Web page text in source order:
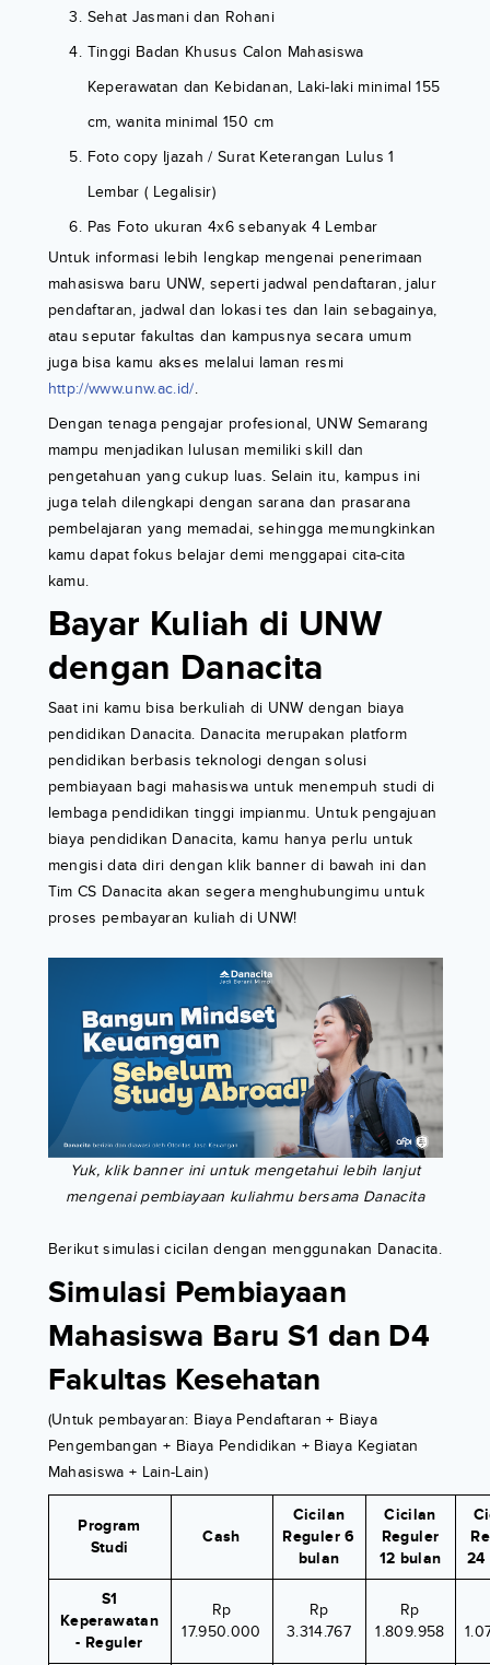
Sehat Jasmani dan Rohani
Tinggi Badan Khusus Calon Mahasiswa
Keperawatan dan Kebidanan, Laki-laki minimal 155
cm, wanita minimal 150 cm
Foto copy Ijazah / Surat Keterangan Lulus 1
Lembar ( Legalisir)
Pas Foto ukuran 4x6 sebanyak 4 Lembar
Untuk informasi lebih lengkap mengenai penerimaan
mahasiswa baru UNW, seperti jadwal pendaftaran, jalur
pendaftaran, jadwal dan lokasi tes dan lain sebagainya,
atau seputar fakultas dan kampusnya secara umum
juga bisa kamu akses melalui laman resmi
http://www.unw.ac.id/.
Dengan tenaga pengajar profesional, UNW Semarang
mampu menjadikan lulusan memiliki skill dan
pengetahuan yang cukup luas. Selain itu, kampus ini
juga telah dilengkapi dengan sarana dan prasarana
pembelajaran yang memadai, sehingga memungkinkan
kamu dapat fokus belajar demi menggapai cita-cita
kamu.
Bayar Kuliah di UNW
dengan Danacita
Saat ini kamu bisa berkuliah di UNW dengan biaya
pendidikan Danacita. Danacita merupakan platform
pendidikan berbasis teknologi dengan solusi
pembiayaan bagi mahasiswa untuk menempuh studi di
lembaga pendidikan tinggi impianmu. Untuk pengajuan
biaya pendidikan Danacita, kamu hanya perlu untuk
mengisi data diri dengan klik banner di bawah ini dan
Tim CS Danacita akan segera menghubungimu untuk
proses pembayaran kuliah di UNW!
Yuk, klik banner ini untuk mengetahui lebih lanjut
mengenai pembiayaan kuliahmu bersama Danacita
Berikut simulasi cicilan dengan menggunakan Danacita.
Simulasi Pembiayaan
Mahasiswa Baru S1 dan D4
Fakultas Kesehatan
(Untuk pembayaran: Biaya Pendaftaran + Biaya
Pengembangan + Biaya Pendidikan + Biaya Kegiatan
Mahasiswa + Lain-Lain)
Program
Studi
Cash
Cicilan
Reguler 6
bulan
Cicilan
Reguler
12 bulan
24
S1
Keperawatan
- Reguler
Rp
17.950.000
Rp
3.314.767
Rp
1.809.958